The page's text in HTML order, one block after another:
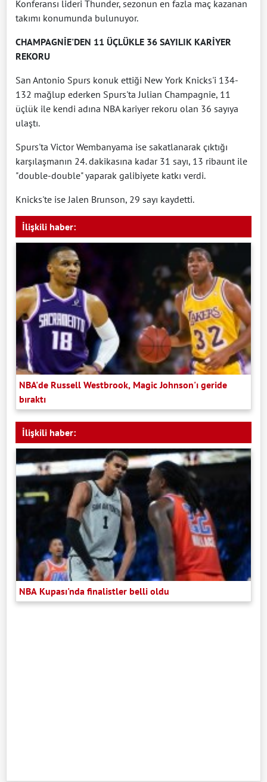
Konferansı lideri Thunder, sezonun en fazla maç kazanan
takımı konumunda bulunuyor.
CHAMPAGNİE'DEN 11 ÜÇLÜKLE 36 SAYILIK KARİYER
REKORU
San Antonio Spurs konuk ettiği New York Knicks'i 134-
132 mağlup ederken Spurs'ta Julian Champagnie, 11
üçlük ile kendi adına NBA kariyer rekoru olan 36 sayıya
ulaştı.
Spurs'ta Victor Wembanyama ise sakatlanarak çıktığı
karşılaşmanın 24. dakikasına kadar 31 sayı, 13 ribaunt ile
"double-double" yaparak galibiyete katkı verdi.
Knicks'te ise Jalen Brunson, 29 sayı kaydetti.
İlişkili haber:
NBA'de Russell Westbrook, Magic Johnson'ı geride
bıraktı
İlişkili haber:
NBA Kupası'nda finalistler belli oldu